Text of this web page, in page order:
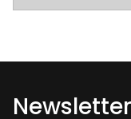
Newsletter